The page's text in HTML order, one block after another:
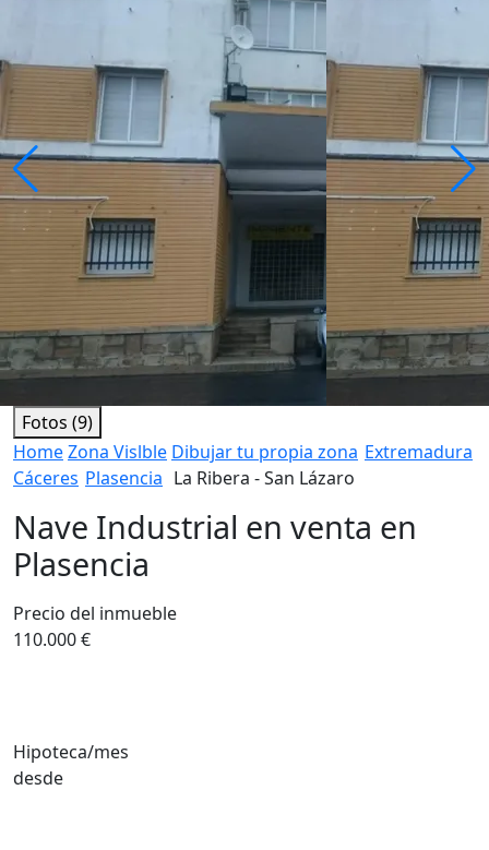
Fotos (9)
HomeZona Vislble Dibujar tu propia zona Extremadura
Cáceres Plasencia La Ribera - San Lázaro
Nave Industrial en venta en
Plasencia
Precio del inmueble
110.000 €
Hipoteca/mes
desde